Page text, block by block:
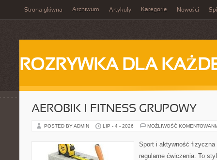
Strona główna Archiwum Artykuły Kategorie Nowości
ROZRYWKA DLA
AEROBIK I FITNESS GRUPOWY
POSTED BY ADMIN LIP - 4 - 2026 MOŻLIWOŚĆ
Sport i aktywność
regularne ćwiczenia. To